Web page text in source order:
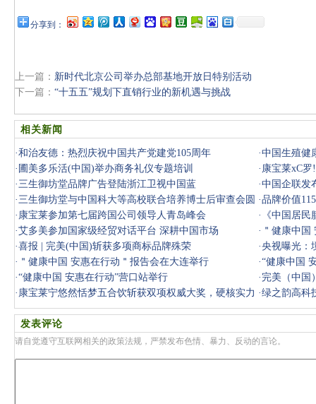
分享到：
上一篇： 新时代北京公司举办总部基地开放日特别活动
下一篇： “十五五”规划下直销行业的新机遇与挑战
相关新闻
·和治友德：热烈庆祝中国共产党建党105周年 ·中国生殖健
· 圃美多乐活(中国)举办商务礼仪专题培训 · 康宝莱xC
·三生御坊堂品牌广告登陆浙江卫视中国蓝 ·中国企联发
·三生御坊堂与中国科大等高校联合培养博士后审查会圆
满落幕
·品牌价值
牌
· 康宝莱参加第七届跨国公司领导人青岛峰会 ·
《中国居
·艾多美参加国家级经贸对话平台 深耕中国市场 · ＂健康中
·喜报 | 完美(中国)斩获多项商标品牌殊荣 ·央视曝光：
年，境内人
· ＂健康中国 安惠在行动＂报告会在大连举行 ·“健康中国
·“健康中国 安惠在行动”营口站举行 · 完美（中国
· 康宝莱宁悠然恬梦五合饮斩获双项权威大奖，硬核实力
获行业认
·绿之韵高科
发表评论
请自觉遵守互联网相关的政策法规，严禁发布色情、暴力、反动的言论。